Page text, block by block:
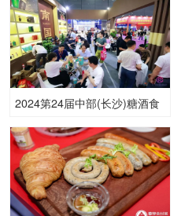
2024第24届中部(长沙)糖酒食
品博览会